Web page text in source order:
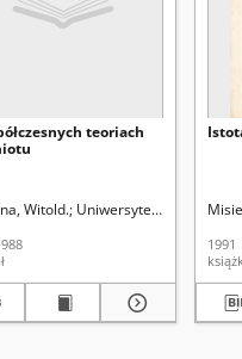
teoriach
Witold. Uniwersytet Marii Curie-
1991